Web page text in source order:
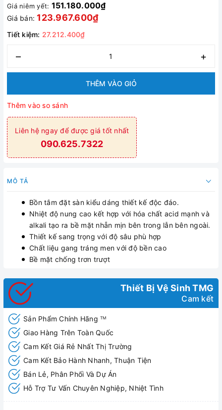
Giá niêm yết: 151.180.000₫
Giá bán: 123.967.600₫
Tiết kiệm: 27.212.400₫
– +
THÊM VÀO GIỎ
Thêm vào so sánh
Liên hệ ngay để được giá tốt nhất
090.625.7322
MÔ TẢ
Bồn tắm đặt sàn kiểu dáng thiết kế độc đáo.
Nhiệt độ nung cao kết hợp với hóa chất acid mạnh và
alkali tạo ra bề mặt nhẵn mịn bên trong lẫn bên ngoài.
Thiết kế sang trọng với độ sâu phù hợp
Chất liệu gang tráng men với độ bền cao
Bề mặt chống trơn trượt
Thiết Bị Vệ Sinh TMG
Cam kết
Sản Phẩm Chính Hãng TM
Giao Hàng Trên Toàn Quốc
Cam Kết Giá Rẻ Nhất Thị Trường
Cam Kết Bảo Hành Nhanh, Thuận Tiện
Bán Lẻ, Phân Phối Và Dự Án
Hỗ Trợ Tư Vấn Chuyên Nghiệp, Nhiệt Tình